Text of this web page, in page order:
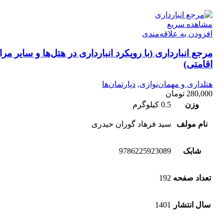
مشاهده سریع
افزودن به علاقه‌مندی
مرجع انبارداری (با رویکرد انبارداری در هتل‌ها و سایر
اقامتی)
هتلداری و مهمان‌نوازی, دپارتمان‌ها
280,000 تومان
وزن
0.5 کیلوگرم
نام مولف سید فرهاد گوران حیدری
شابک 9786225923089
تعداد صفحه 192
سال انتشار 1401